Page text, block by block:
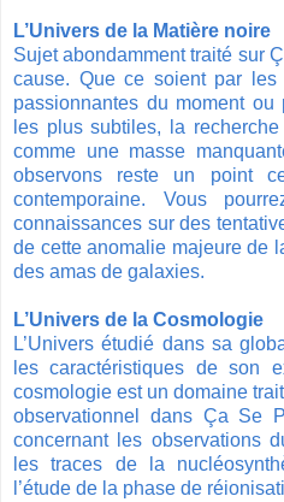
L’Univers de la Matière noire
Sujet abondamment traité sur
cause. Que ce soient par
passionnantes du moment
les plus subtiles, la
comme une masse
observons reste un point
contemporaine. Vous
connaissances sur des
de cette anomalie majeure de
des amas de galaxies.
L’Univers de la Cosmologie
L’Univers étudié dans sa
les caractéristiques de son
cosmologie est un domaine
observationnel dans Ça Se
concernant les observations
les traces de la
l’étude de la phase de